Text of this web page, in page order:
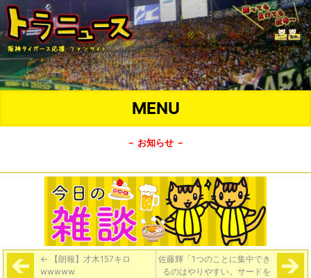
MENU
－ お知らせ －
← 【朗報】才木157キロ
wwwww
佐藤輝「1つのことに集中でき
るのはやりやすい。サードを